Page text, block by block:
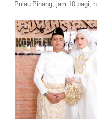
Pulau Pinang, jam 10 pagi,